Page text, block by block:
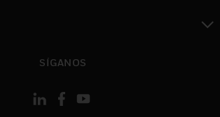
SÍGANOS